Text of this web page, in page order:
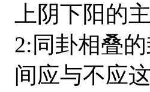
上阴下阳的
2:同卦相叠
间应与不应